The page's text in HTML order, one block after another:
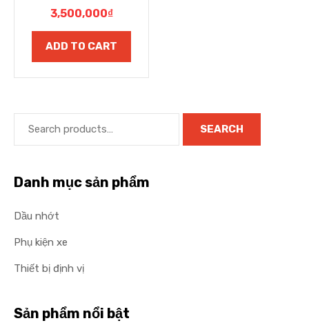
3,500,000₫
ADD TO CART
SEARCH
Danh mục sản phẩm
Dầu nhớt
Phụ kiện xe
Thiết bị định vị
Sản phẩm nổi bật